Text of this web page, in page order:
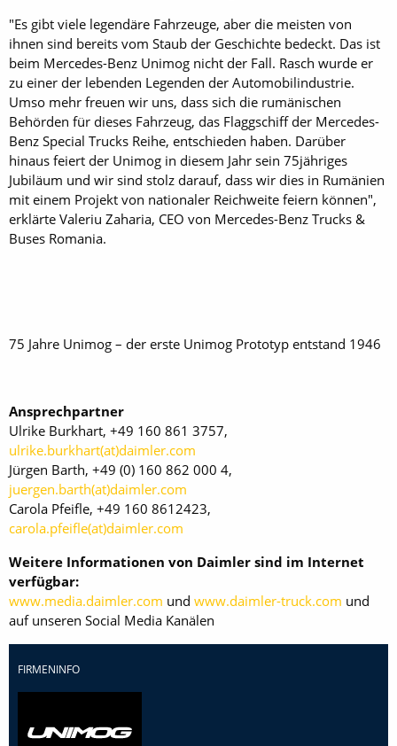
"Es gibt viele legendäre Fahrzeuge, aber die meisten von
ihnen sind bereits vom Staub der Geschichte bedeckt. Das ist
beim Mercedes-Benz Unimog nicht der Fall. Rasch wurde er
zu einer der lebenden Legenden der Automobilindustrie.
Umso mehr freuen wir uns, dass sich die rumänischen
Behörden für dieses Fahrzeug, das Flaggschiff der Mercedes-
Benz Special Trucks Reihe, entschieden haben. Darüber
hinaus feiert der Unimog in diesem Jahr sein 75jähriges
Jubiläum und wir sind stolz darauf, dass wir dies in Rumänien
mit einem Projekt von nationaler Reichweite feiern können",
erklärte Valeriu Zaharia, CEO von Mercedes-Benz Trucks &
Buses Romania.
75 Jahre Unimog – der erste Unimog Prototyp entstand 1946
Ansprechpartner
Ulrike Burkhart, +49 160 861 3757,
ulrike.burkhart(at)daimler.com
Jürgen Barth, +49 (0) 160 862 000 4,
juergen.barth(at)daimler.com
Carola Pfeifle, +49 160 8612423,
carola.pfeifle(at)daimler.com
Weitere Informationen von Daimler sind im Internet
verfügbar:
www.media.daimler.com und www.daimler-truck.com und
auf unseren Social Media Kanälen
FIRMENINFO